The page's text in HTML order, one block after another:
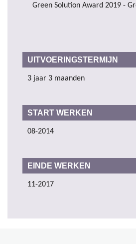
Green Solution Award 2019 -
UITVOERINGSTERMIJN
3 jaar 3 maanden
START WERKEN
08-2014
EINDE WERKEN
11-2017